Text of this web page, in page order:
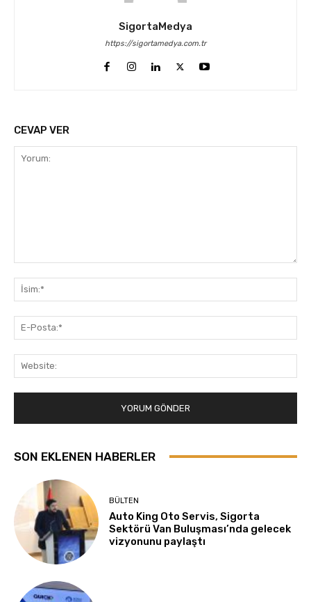
SigortaMedya
https://sigortamedya.com.tr
CEVAP VER
SON EKLENEN HABERLER
BÜLTEN
Auto King Oto Servis, Sigorta
Sektörü Van Buluşması’nda gelecek
vizyonunu paylaştı